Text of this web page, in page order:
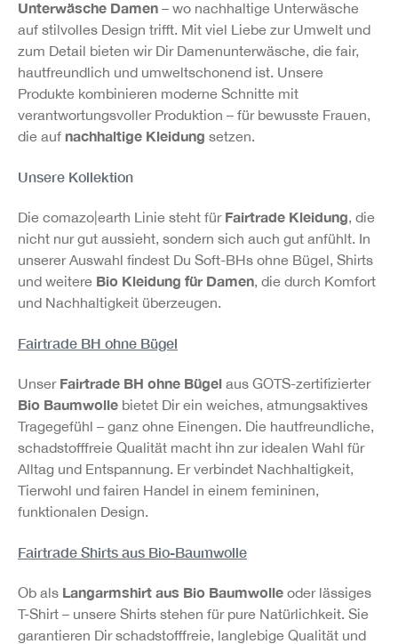
Unterwäsche Damen – wo nachhaltige Unterwäsche
auf stilvolles Design trifft. Mit viel Liebe zur Umwelt und
zum Detail bieten wir Dir Damenunterwäsche, die fair,
hautfreundlich und umweltschonend ist. Unsere
Produkte kombinieren moderne Schnitte mit
verantwortungsvoller Produktion – für bewusste Frauen,
die auf nachhaltige Kleidung setzen.
Unsere Kollektion
Die comazo|earth Linie steht für Fairtrade Kleidung, die
nicht nur gut aussieht, sondern sich auch gut anfühlt. In
unserer Auswahl findest Du Soft-BHs ohne Bügel, Shirts
und weitere Bio Kleidung für Damen, die durch Komfort
und Nachhaltigkeit überzeugen.
Fairtrade BH ohne Bügel
Unser Fairtrade BH ohne Bügel aus GOTS-zertifizierter
Bio Baumwolle bietet Dir ein weiches, atmungsaktives
Tragegefühl – ganz ohne Einengen. Die hautfreundliche,
schadstofffreie Qualität macht ihn zur idealen Wahl für
Alltag und Entspannung. Er verbindet Nachhaltigkeit,
Tierwohl und fairen Handel in einem femininen,
funktionalen Design.
Fairtrade Shirts aus Bio-Baumwolle
Ob als Langarmshirt aus Bio Baumwolle oder lässiges
T-Shirt – unsere Shirts stehen für pure Natürlichkeit. Sie
garantieren Dir schadstofffreie, langlebige Qualität und